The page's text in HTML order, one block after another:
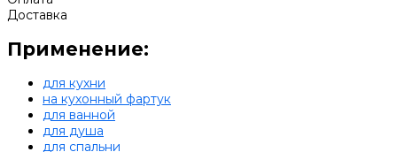
Доставка
Применение:
для кухни
на кухонный фартук
для ванной
для душа
для спальни